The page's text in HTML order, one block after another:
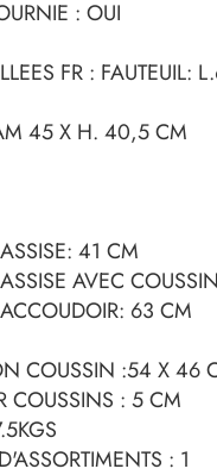
: OUI
FR : FAUTEUIL:
45 X H. 40,5 CM
41 CM
AVEC
63 CM
COUSSIN :54 X 46
COUSSINS : 5 CM
: 1